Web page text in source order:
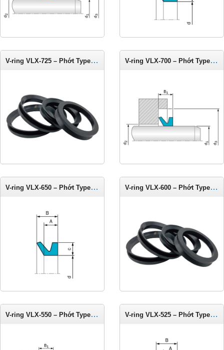
V-ring VLX-725 – Phớt Type LX cho trục 710-740 mm V-ring VLX-700 – Phớt Type LX cho trục 675-710 mm
V-ring VLX-650 – Phớt Type LX cho trục 625-675 mm V-ring VLX-600 – Phớt Type LX cho trục 575-625 mm
V-ring VLX-550 – Phớt Type LX cho trục 540-575 mm V-ring VLX-525 – Phớt Type LX cho trục 510-540 mm